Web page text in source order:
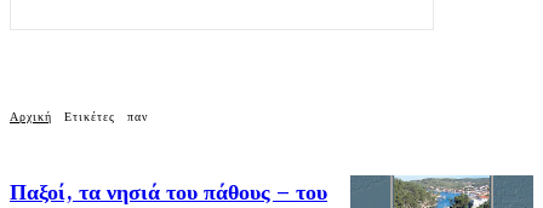
Παξοί, τα νησιά του πάθους – του
Αρχική Ετικέτες παν